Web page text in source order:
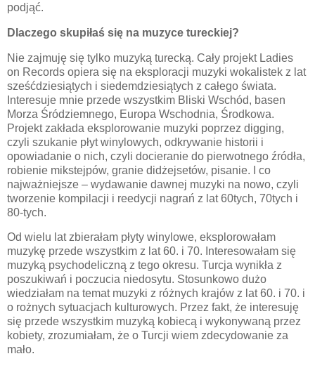
podjąć.
Dlaczego skupiłaś się na muzyce tureckiej?
Nie zajmuję się tylko muzyką turecką. Cały projekt Ladies
on Records opiera się na eksploracji muzyki wokalistek z lat
sześćdziesiątych i siedemdziesiątych z całego świata.
Interesuje mnie przede wszystkim Bliski Wschód, basen
Morza Śródziemnego, Europa Wschodnia, Środkowa.
Projekt zakłada eksplorowanie muzyki poprzez digging,
czyli szukanie płyt winylowych, odkrywanie historii i
opowiadanie o nich, czyli docieranie do pierwotnego źródła,
robienie mikstejpów, granie didżejsetów, pisanie. I co
najważniejsze – wydawanie dawnej muzyki na nowo, czyli
tworzenie kompilacji i reedycji nagrań z lat 60tych, 70tych i
80-tych.
Od wielu lat zbierałam płyty winylowe, eksplorowałam
muzykę przede wszystkim z lat 60. i 70. Interesowałam się
muzyką psychodeliczną z tego okresu. Turcja wynikła z
poszukiwań i poczucia niedosytu. Stosunkowo dużo
wiedziałam na temat muzyki z różnych krajów z lat 60. i 70. i
o rożnych sytuacjach kulturowych. Przez fakt, że interesuję
się przede wszystkim muzyką kobiecą i wykonywaną przez
kobiety, zrozumiałam, że o Turcji wiem zdecydowanie za
mało.